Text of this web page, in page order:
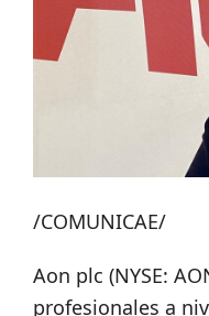
/COMUNICAE/
Aon plc (NYSE:
profesionales a